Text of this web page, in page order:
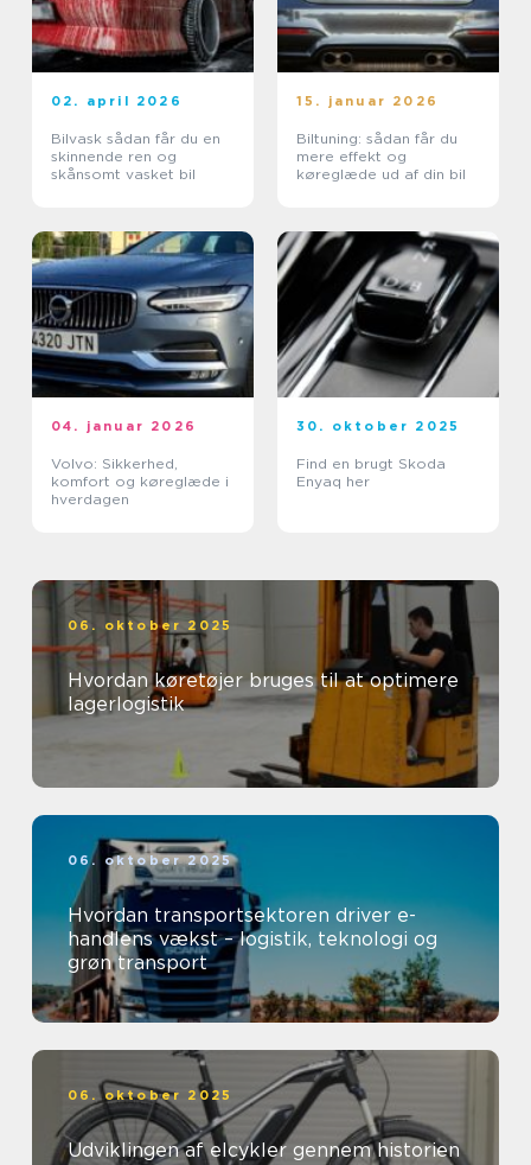
02. april 2026
Bilvask sådan får du en
skinnende ren og
skånsomt vasket bil
15. januar 2026
Biltuning: sådan får du
mere effekt og
køreglæde ud af din bil
04. januar 2026
Volvo: Sikkerhed,
komfort og køreglæde i
hverdagen
30. oktober 2025
Find en brugt Skoda
Enyaq her
06. oktober 2025
Hvordan køretøjer bruges til at optimere
lagerlogistik
06. oktober 2025
Hvordan transportsektoren driver e-
handlens vækst – logistik, teknologi og
grøn transport
06. oktober 2025
Udviklingen af elcykler gennem historien